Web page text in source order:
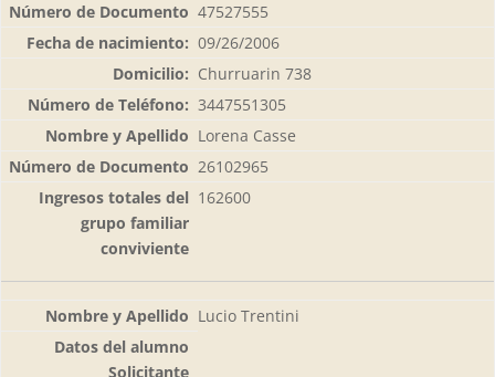
47527555
09/26/2006
Churruarin 738
3447551305
Lorena Casse
26102965
162600
Lucio Trentini